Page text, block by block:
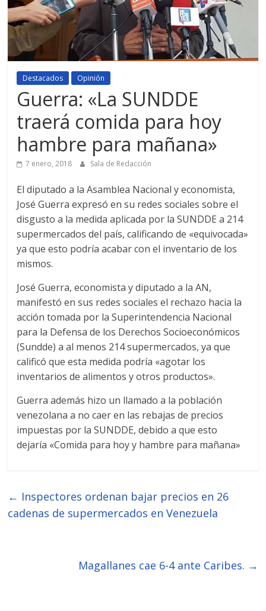
Destacados Opinión
Guerra: «La SUNDDE
traerá comida para hoy
hambre para mañana»
7 enero, 2018 Sala de Redacción
El diputado a la Asamblea Nacional y economista,
José Guerra expresó en su redes sociales sobre el
disgusto a la medida aplicada por la SUNDDE a 214
supermercados del país, calificando de «equivocada»
ya que esto podría acabar con el inventario de los
mismos.
José Guerra, economista y diputado a la AN,
manifestó en sus redes sociales el rechazo hacia la
acción tomada por la Superintendencia Nacional
para la Defensa de los Derechos Socioeconómicos
(Sundde) a al menos 214 supermercados, ya que
calificó que esta medida podría «agotar los
inventarios de alimentos y otros productos».
Guerra además hizo un llamado a la población
venezolana a no caer en las rebajas de precios
impuestas por la SUNDDE, debido a que esto
dejaría «Comida para hoy y hambre para mañana»
← Inspectores ordenan bajar precios en 26
cadenas de supermercados en Venezuela
Magallanes cae 6-4 ante Caribes. →